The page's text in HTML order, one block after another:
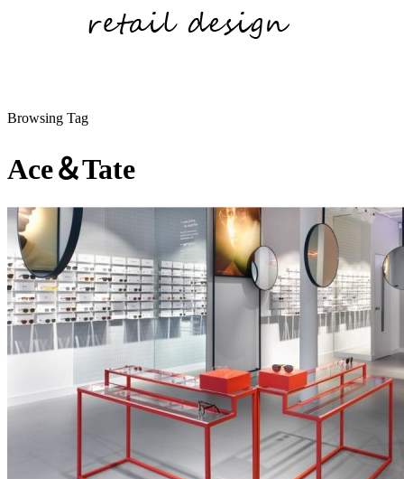
Browsing Tag
Ace＆Tate